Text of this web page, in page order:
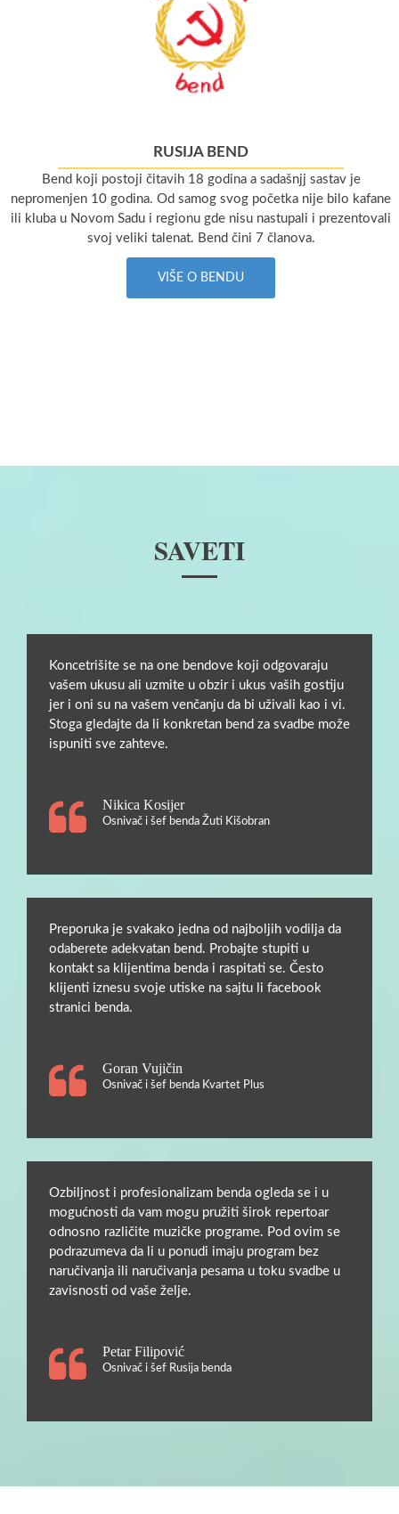
RUSIJA BEND
Bend koji postoji čitavih 18 godina a sadašnjj sastav je
nepromenjen 10 godina. Od samog svog početka nije bilo kafane
ili kluba u Novom Sadu i regionu gde nisu nastupali i prezentovali
svoj veliki talenat. Bend čini 7 članova.
VIŠE O BENDU
SAVETI
Koncetrišite se na one bendove koji odgovaraju
vašem ukusu ali uzmite u obzir i ukus vaših gostiju
jer i oni su na vašem venčanju da bi uživali kao i vi.
Stoga gledajte da li konkretan bend za svadbe može
ispuniti sve zahteve.
Nikica Kosijer
Osnivač i šef benda Žuti Kišobran
Preporuka je svakako jedna od najboljih vodilja da
odaberete adekvatan bend. Probajte stupiti u
kontakt sa klijentima benda i raspitati se. Često
klijenti iznesu svoje utiske na sajtu li facebook
stranici benda.
Goran Vujičin
Osnivač i šef benda Kvartet Plus
Ozbiljnost i profesionalizam benda ogleda se i u
mogućnosti da vam mogu pružiti širok repertoar
odnosno različite muzičke programe. Pod ovim se
podrazumeva da li u ponudi imaju program bez
naručivanja ili naručivanja pesama u toku svadbe u
zavisnosti od vaše želje.
Petar Filipović
Osnivač i šef Rusija benda